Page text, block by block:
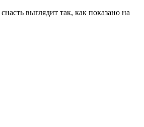
выглядит так, как показано на